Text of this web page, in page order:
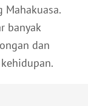
Mahakuasa.
banyak
dan